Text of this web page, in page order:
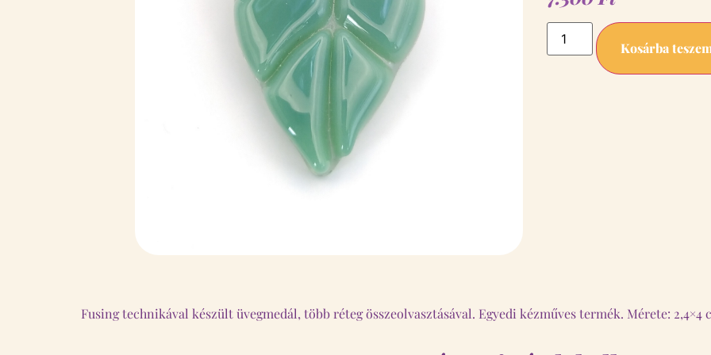
Kosárba
Fusing technikával készült üvegmedál, több réteg összeolvasztásával. Egyedi kézműves termék. Mérete: 2,4×4